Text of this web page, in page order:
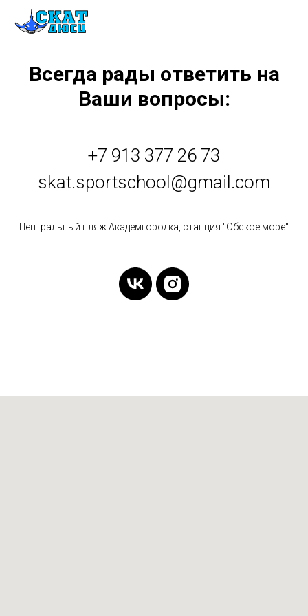
Всегда рады ответить на
Ваши вопросы:
+7 913 377 26 73
skat.sportschool@gmail.com
Центральный пляж Академгородка, станция "Обское море"